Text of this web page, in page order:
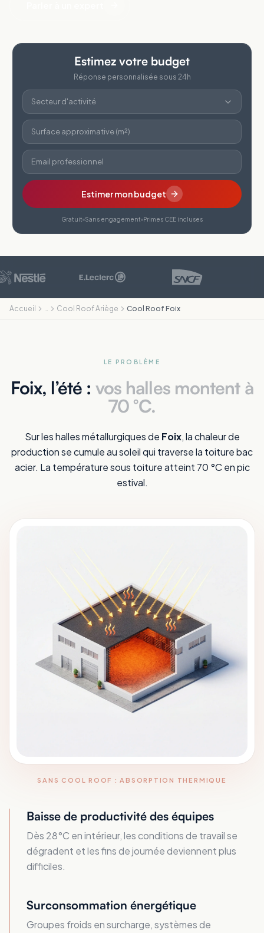
Estimez votre budget
Réponse personnalisée sous 24h
Secteur d'activité
Surface approximative (m²)
Email professionnel
Estimer mon budget
Gratuit Sans engagement Primes CEE incluses
Accueil … Cool Roof Ariège Cool Roof Foix
LE PROBLÈME
Foix, l’été : vos halles montent à
70 °C.
Sur les halles métallurgiques de Foix, la chaleur de
production se cumule au soleil qui traverse la toiture bac
acier. La température sous toiture atteint 70 °C en pic
estival.
SANS COOL ROOF : ABSORPTION THERMIQUE
Baisse de productivité des équipes
Dès 28°C en intérieur, les conditions de travail se
dégradent et les fins de journée deviennent plus
difficiles.
Surconsommation énergétique
Groupes froids en surcharge, systèmes de